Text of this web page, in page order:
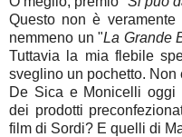
Questo non è
nemmeno un "La Grande
Tuttavia la mia flebile
sveglino un pochetto.
De Sica e Monicelli oggi
dei prodotti
film di Sordi? E quelli di